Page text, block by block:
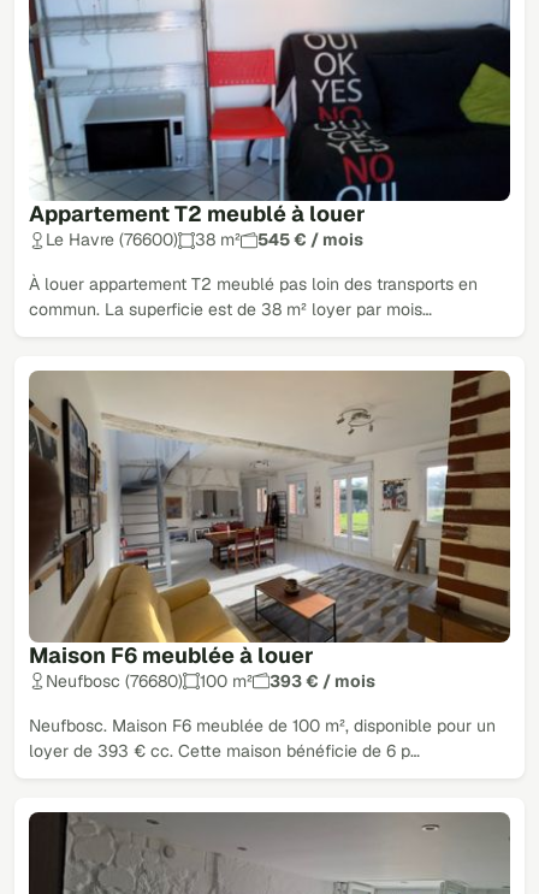
Appartement T2 meublé à louer
Le Havre (76600) 38 m² 545 € / mois
À louer appartement T2 meublé pas loin des transports en
commun. La superficie est de 38 m² loyer par mois…
Maison F6 meublée à louer
Neufbosc (76680) 100 m² 393 € / mois
Neufbosc. Maison F6 meublée de 100 m², disponible pour un
loyer de 393 € cc. Cette maison bénéficie de 6 p…